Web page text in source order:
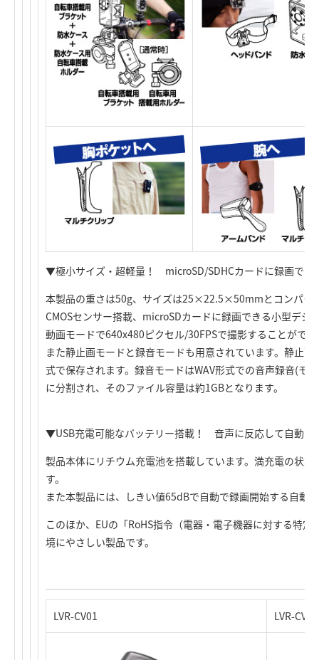
▼極小サイズ・超軽量！ microSD/SDHCカードに録画でき
本製品の重さは50g、サイズは25×22.5×50mmとコンパク
CMOSセンサー搭載、microSDカードに録画できる小型デジ
動画モードで640x480ピクセル/30FPSで撮影することがで
また静止画モードと録音モードも用意されています。静止
式で保存されます。録音モードはWAV形式での音声録音(モ
に分割され、そのファイル容量は約1GBとなります。
▼USB充電可能なバッテリー搭載！ 音声に反応して自動で
製品本体にリチウム充電池を搭載しています。満充電の状
す。
また本製品には、しきい値65dBで自動で録画開始する自動
このほか、EUの「RoHS指令（電器・電子機器に対する特
境にやさしい製品です。
LVR-CV01 LVR-